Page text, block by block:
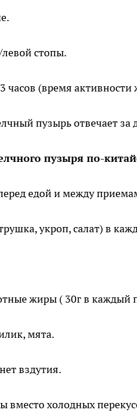
стопы.
часов (время активности
пузырь отвечает
пузыря по-
едой и между
укроп, салат) в
жиры ( 30г в
мята.
вздутия.
вместо холодных